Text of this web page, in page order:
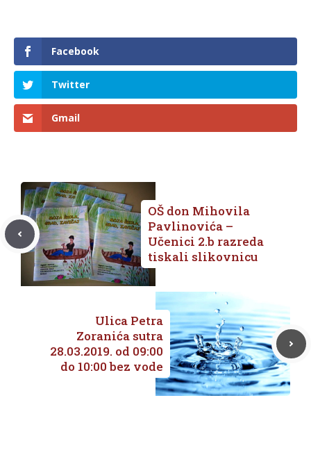
Facebook
Twitter
Gmail
OŠ don Mihovila
Pavlinovića –
Učenici 2.b razreda
tiskali slikovnicu
Ulica Petra
Zoranića sutra
28.03.2019. od 09:00
do 10:00 bez vode